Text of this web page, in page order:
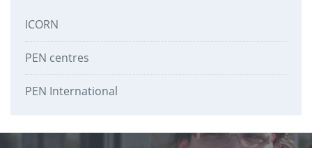
ICORN
PEN centres
PEN International